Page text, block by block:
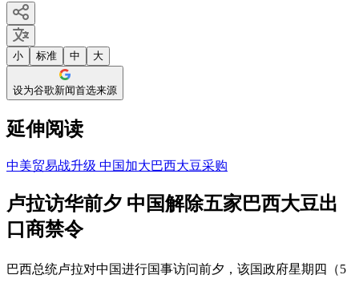
小 标准 中 大
设为谷歌新闻首选来源
延伸阅读
中美贸易战升级 中国加大巴西大豆采购
卢拉访华前夕 中国解除五家巴西大豆出
口商禁令
巴西总统卢拉对中国进行国事访问前夕，该国政府星期四（5